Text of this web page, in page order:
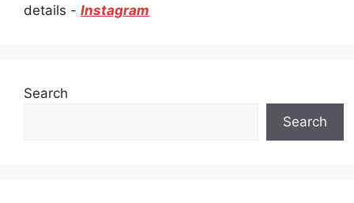
details - Instagram
Search
Search